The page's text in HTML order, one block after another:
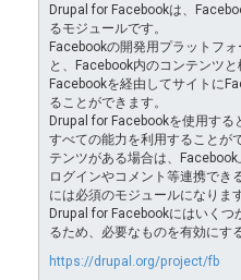
Drupal for Facebookは、
るモジュールです。
Facebookの開発用プラットフ
と、Facebook内のコンテンツと
Facebookを経由してサイトに
ることができます。
Drupal for Facebookを使用する
すべての能力を利用することが
テンツがある場合は、Facebook
ログインやコメント等連携でき
には必須のモジュールになります
Drupal for Facebookにはいくつ
るため、必要なものを有効にす
https://drupal.org/project/fb